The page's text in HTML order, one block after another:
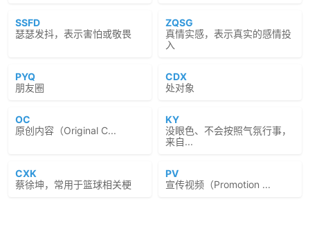
SSFD
瑟瑟发抖，表示害怕或敬畏
ZQSG
真情实感，表示真实的感情投
入
PYQ
朋友圈
CDX
处对象
OC
原创内容（Original C...
KY
没眼色、不会按照气氛行事，
来自...
CXK
蔡徐坤，常用于篮球相关梗
PV
宣传视频（Promotion ...